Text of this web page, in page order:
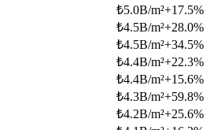
₺5.0B/m²+17.5%
₺4.5B/m²+28.0%
₺4.5B/m²+34.5%
₺4.4B/m²+22.3%
₺4.4B/m²+15.6%
₺4.3B/m²+59.8%
₺4.2B/m²+25.6%